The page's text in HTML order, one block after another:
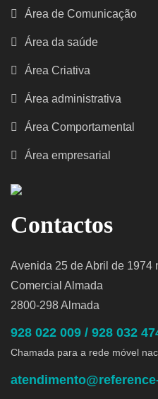
Área de Comunicação
Área da saúde
Área Criativa
Área administrativa
Área Comportamental
Área empresarial
Contactos
Avenida 25 de Abril de 1974
Comercial Almada
2800-298 Almada
928 022 009 / 928 032
Chamada para a rede móvel